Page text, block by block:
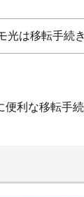
光は移転手続
利な移転手